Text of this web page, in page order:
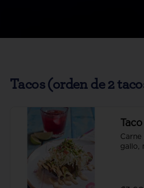
Tacos (orden de 2
gallo,